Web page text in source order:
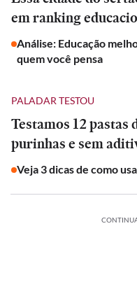
em ranking
Análise: Educação
quem você pensa
PALADAR TESTOU
Testamos 12
purinhas e sem
Veja 3 dicas de como